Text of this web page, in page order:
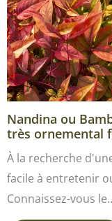
Nandina ou
très ornemental
À la recherche
facile à entretenir
Connaissez-vous